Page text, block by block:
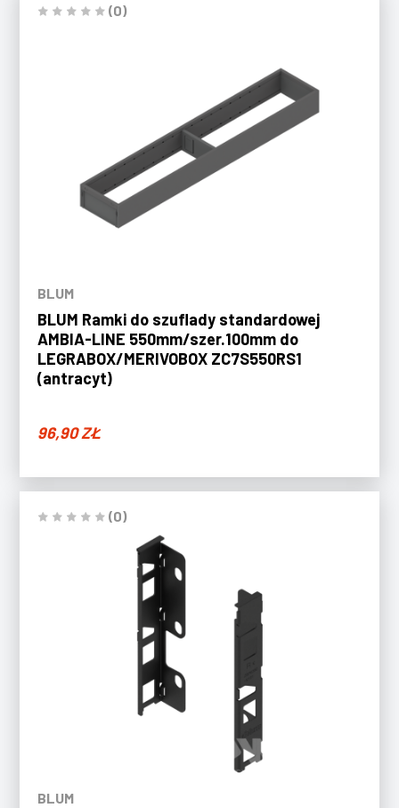
(0)
BLUM
BLUM Ramki do szuflady standardowej
AMBIA-LINE 550mm/szer.100mm do
LEGRABOX/MERIVOBOX ZC7S550RS1
(antracyt)
96,90ZŁ
(0)
BLUM